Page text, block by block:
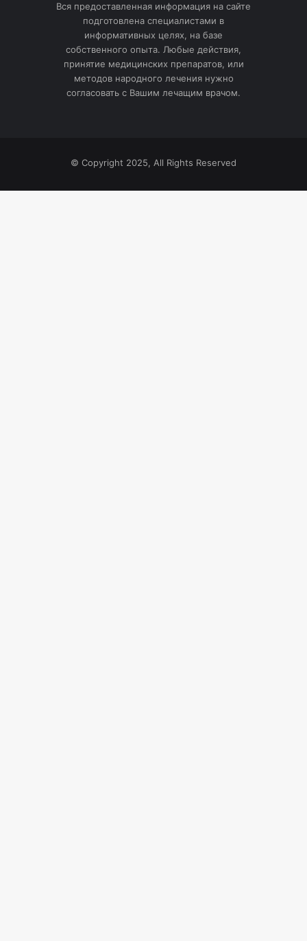
Вся предоставленная информация на сайте
подготовлена специалистами в
информативных целях, на базе
собственного опыта. Любые действия,
принятие медицинских препаратов, или
методов народного лечения нужно
согласовать с Вашим лечащим врачом.
© Copyright 2025, All Rights Reserved